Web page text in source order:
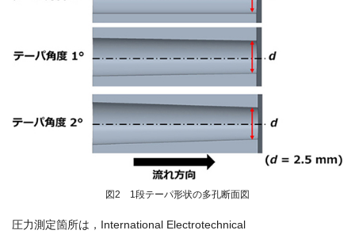
図2 1段テーパ形状の多孔断面図
圧力測定箇所は，International Electrotechnical